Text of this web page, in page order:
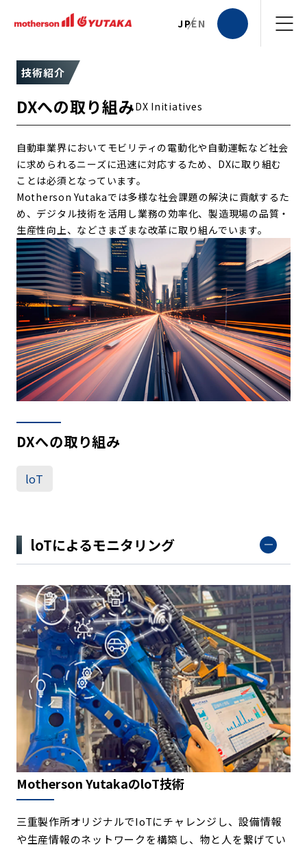
JPEN
技術紹介
DXへの取り組みDX Initiatives
自動車業界においてモビリティの電動化や自動運転など社会
に求められるニーズに迅速に対応するため、DXに取り組む
ことは必須となっています。
Motherson Yutakaでは多様な社会課題の解決に貢献するた
め、デジタル技術を活用し業務の効率化、製造現場の品質・
生産性向上、などさまざまな改革に取り組んでいます。
DXへの取り組み
loT
loTによるモニタリング
Motherson YutakaのloT技術
三重製作所オリジナルでIoTにチャレンジし、設備情報
や生産情報のネットワークを構築し、物と人を繋げてい